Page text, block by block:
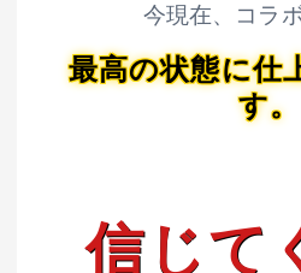
今現在、コラ
最高の状態に仕
す。
信じて